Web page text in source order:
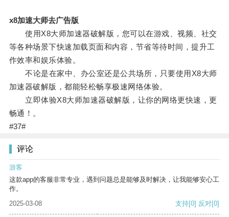
x8加速大师去广告版
使用X8大师加速器破解版，您可以在游戏、视频、社交
等各种场景下快速加载页面和内容，节省等待时间，提升工
作效率和娱乐体验。
不论是在家中、办公室还是公共场所，只要使用X8大师
加速器破解版，都能轻松畅享极速网络体验。
立即体验X8大师加速器破解版，让你的网络更快速，更
畅通！。
#37#
评论
游客
这款app的客服非常专业，遇到问题总是能够及时解决，让我能够安心工
作。
2025-03-08
支持[0] 反对[0]